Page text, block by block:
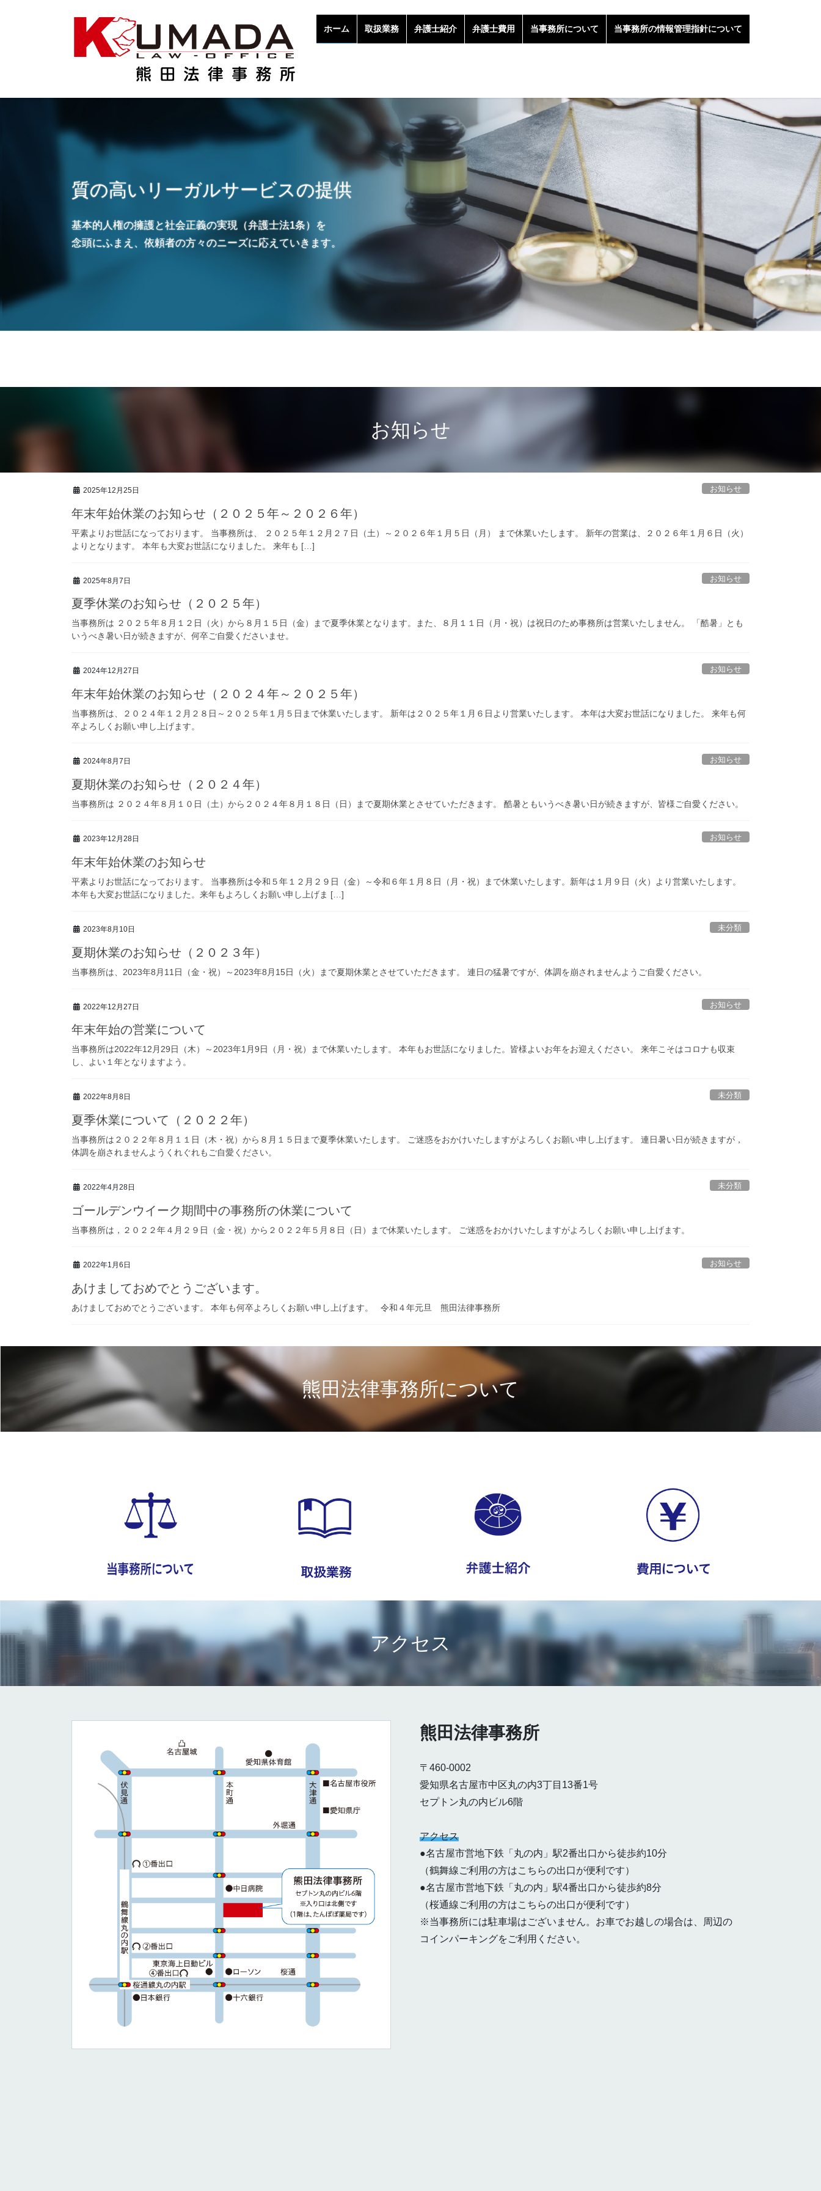
ホーム 取扱業務 弁護士紹介 弁護士費用 当事務所について 当事務所の情報管理指針について
質の高いリーガルサービスの提供
基本的人権の擁護と社会正義の実現（弁護士法1条）を
念頭にふまえ、依頼者の方々のニーズに応えていきます。
お知らせ
2025年12月25日 お知らせ
年末年始休業のお知らせ（２０２５年～２０２６年）
平素よりお世話になっております。 当事務所は、 ２０２５年１２月２７日（土）～２０２６年１月５日（月） まで休業いたします。 新年の営業は、２０２６年１月６日（火）
よりとなります。 本年も大変お世話になりました。 来年も […]
2025年8月7日 お知らせ
夏季休業のお知らせ（２０２５年）
当事務所は ２０２５年８月１２日（火）から８月１５日（金）まで夏季休業となります。また、８月１１日（月・祝）は祝日のため事務所は営業いたしません。 「酷暑」とも
いうべき暑い日が続きますが、何卒ご自愛くださいませ。
2024年12月27日 お知らせ
年末年始休業のお知らせ（２０２４年～２０２５年）
当事務所は、２０２４年１２月２８日～２０２５年１月５日まで休業いたします。 新年は２０２５年１月６日より営業いたします。 本年は大変お世話になりました。 来年も何
卒よろしくお願い申し上げます。
2024年8月7日 お知らせ
夏期休業のお知らせ（２０２４年）
当事務所は ２０２４年８月１０日（土）から２０２４年８月１８日（日）まで夏期休業とさせていただきます。 酷暑ともいうべき暑い日が続きますが、皆様ご自愛ください。
2023年12月28日 お知らせ
年末年始休業のお知らせ
平素よりお世話になっております。 当事務所は令和５年１２月２９日（金）～令和６年１月８日（月・祝）まで休業いたします。新年は１月９日（火）より営業いたします。
本年も大変お世話になりました。来年もよろしくお願い申し上げま […]
2023年8月10日 未分類
夏期休業のお知らせ（２０２３年）
当事務所は、2023年8月11日（金・祝）～2023年8月15日（火）まで夏期休業とさせていただきます。 連日の猛暑ですが、体調を崩されませんようご自愛ください。
2022年12月27日 お知らせ
年末年始の営業について
当事務所は2022年12月29日（木）～2023年1月9日（月・祝）まで休業いたします。 本年もお世話になりました。皆様よいお年をお迎えください。 来年こそはコロナも収束
し、よい１年となりますよう。
2022年8月8日 未分類
夏季休業について（２０２２年）
当事務所は２０２２年８月１１日（木・祝）から８月１５日まで夏季休業いたします。 ご迷惑をおかけいたしますがよろしくお願い申し上げます。 連日暑い日が続きますが，
体調を崩されませんようくれぐれもご自愛ください。
2022年4月28日 未分類
ゴールデンウイーク期間中の事務所の休業について
当事務所は，２０２２年４月２９日（金・祝）から２０２２年５月８日（日）まで休業いたします。 ご迷惑をおかけいたしますがよろしくお願い申し上げます。
2022年1月6日 お知らせ
あけましておめでとうございます。
あけましておめでとうございます。 本年も何卒よろしくお願い申し上げます。 令和４年元旦 熊田法律事務所
熊田法律事務所について
アクセス
熊田法律事務所
〒460-0002
愛知県名古屋市中区丸の内3丁目13番1号
セプトン丸の内ビル6階
アクセス
●名古屋市営地下鉄「丸の内」駅2番出口から徒歩約10分
（鶴舞線ご利用の方はこちらの出口が便利です）
●名古屋市営地下鉄「丸の内」駅4番出口から徒歩約8分
（桜通線ご利用の方はこちらの出口が便利です）
※当事務所には駐車場はございません。お車でお越しの場合は、周辺の
コインパーキングをご利用ください。